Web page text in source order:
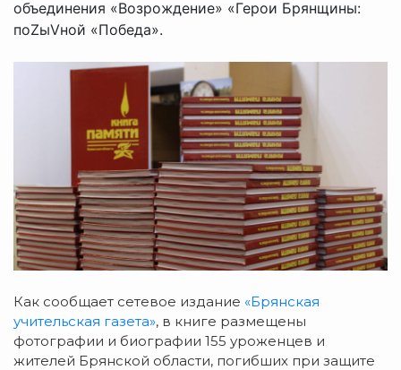
объединения «Возрождение» «Герои Брянщины:
поZыVной «Победа».
Как сообщает сетевое издание «Брянская
учительская газета», в книге размещены
фотографии и биографии 155 уроженцев и
жителей Брянской области, погибших при защите